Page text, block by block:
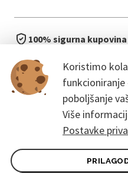
Koristimo
funkcioniranje
poboljšanje
Više
Postavke
100% sigurna kupovina
bez čekanja u redu
Opći uvjeti ugovora za kupce